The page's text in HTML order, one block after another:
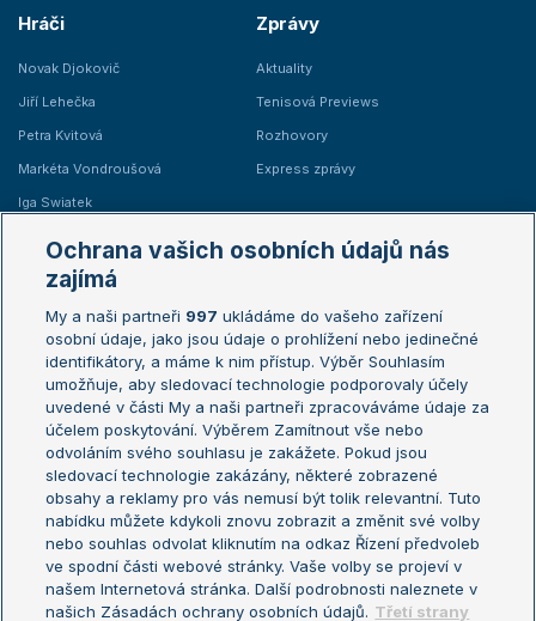
Hráči
Novak Djokovič
Jiří Lehečka
Petra Kvitová
Markéta Vondroušová
Iga Swiatek
Zprávy
Aktuality
Tenisová Previews
Rozhovory
Express zprávy
Žebříčky
Žebříček ATP (muži)
Žebříček WTA (ženy)
Sázkařský žebříček
Australian Open
French Open
Wimbledon
US Open
Turnaj mistrů
Turnaj mistryň
Aktualní trendy
Fotbalové přestupy
Livesport Daily
Ochrana vašich osobních údajů nás
zajímá
My a naši partneři 997 ukládáme do vašeho zařízení
osobní údaje, jako jsou údaje o prohlížení nebo jedinečné
identifikátory, a máme k nim přístup. Výběr Souhlasím
umožňuje, aby sledovací technologie podporovaly účely
uvedené v části My a naši partneři zpracováváme údaje za
účelem poskytování. Výběrem Zamítnout vše nebo
odvoláním svého souhlasu je zakážete. Pokud jsou
sledovací technologie zakázány, některé zobrazené
obsahy a reklamy pro vás nemusí být tolik relevantní. Tuto
nabídku můžete kdykoli znovu zobrazit a změnit své volby
nebo souhlas odvolat kliknutím na odkaz Řízení předvoleb
ve spodní části webové stránky. Vaše volby se projeví v
našem Internetová stránka. Další podrobnosti naleznete v
našich Zásadách ochrany osobních údajů. Třetí strany